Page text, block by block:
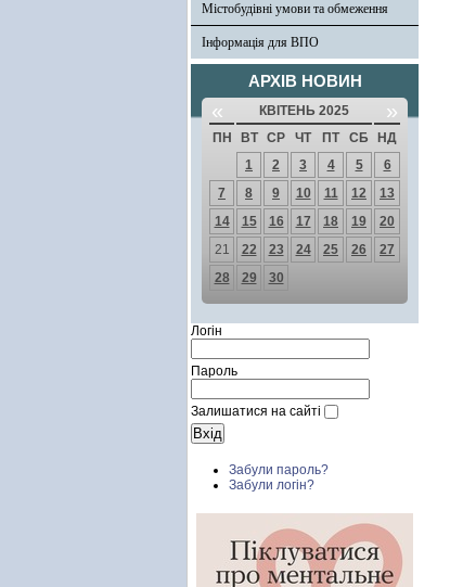
Містобудівні умови та обмеження
Інформація для ВПО
АРХІВ НОВИН
« КВІТЕНЬ 2025 »
ПН ВТ СР ЧТ ПТ СБ
НД
1
2 3 4 5
6
7
8 9 10 11 12
13
14
15 16 17 18 19
20
21
22 23 24 25 26
27
28
29 30
Логін
Пароль
Залишатися на сайті
Забули пароль?
Забули логін?